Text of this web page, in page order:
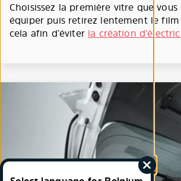
Choisissez la première vitre que vous
équiper puis retirez lentement le
cela afin d’éviter la création